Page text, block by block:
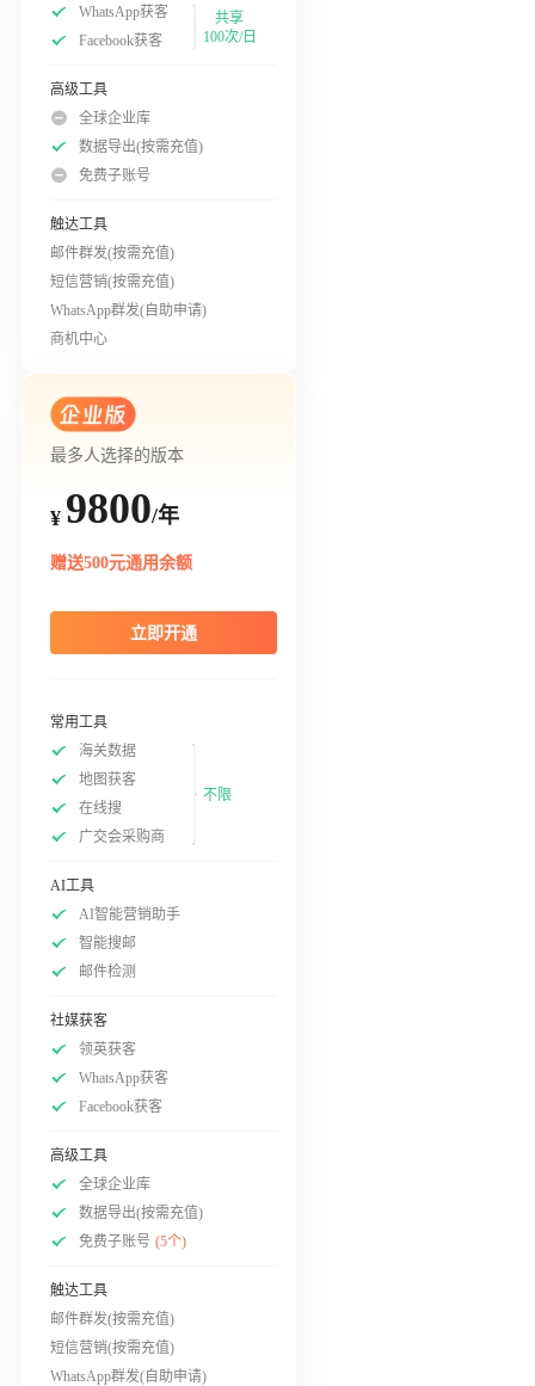
WhatsApp获客
Facebook获客
共享
100次/日
高级工具
全球企业库
数据导出(按需充值)
免费子账号
触达工具
邮件群发(按需充值)
短信营销(按需充值)
WhatsApp群发(自助申请)
商机中心
最多人选择的版本
¥ 9800/年
赠送500元通用余额
立即开通
常用工具
海关数据
地图获客
在线搜
广交会采购商
不限
AI工具
AI智能营销助手
智能搜邮
邮件检测
社媒获客
领英获客
WhatsApp获客
Facebook获客
高级工具
全球企业库
数据导出(按需充值)
免费子账号 (5个)
触达工具
邮件群发(按需充值)
短信营销(按需充值)
WhatsApp群发(自助申请)